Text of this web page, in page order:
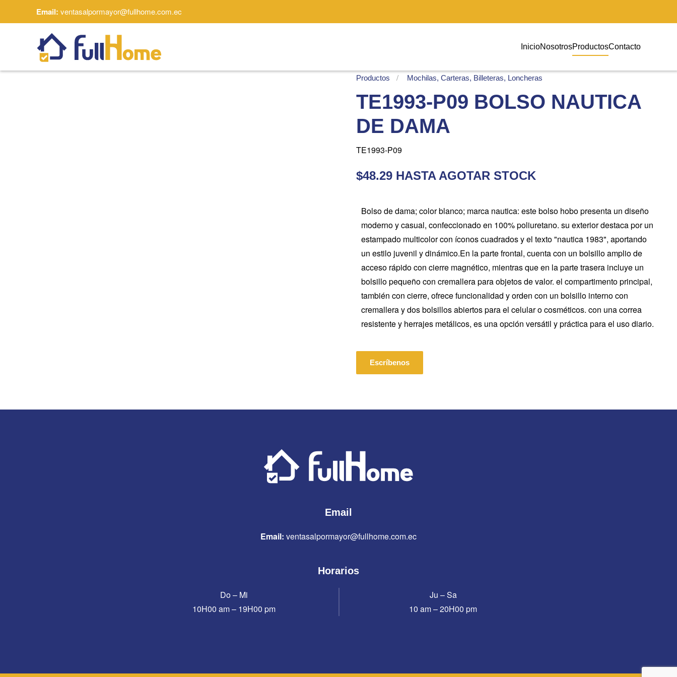
Email: ventasalpormayor@fullhome.com.ec
InicioNosotrosProductosContacto
Productos Mochilas, Carteras, Billeteras, Loncheras
TE1993-P09 BOLSO NAUTICA
DE DAMA
TE1993-P09
$48.29 HASTA AGOTAR STOCK
Bolso de dama; color blanco; marca nautica: este bolso hobo presenta un diseño
moderno y casual, confeccionado en 100% poliuretano. su exterior destaca por un
estampado multicolor con íconos cuadrados y el texto "nautica 1983", aportando
un estilo juvenil y dinámico.En la parte frontal, cuenta con un bolsillo amplio de
acceso rápido con cierre magnético, mientras que en la parte trasera incluye un
bolsillo pequeño con cremallera para objetos de valor. el compartimento principal,
también con cierre, ofrece funcionalidad y orden con un bolsillo interno con
cremallera y dos bolsillos abiertos para el celular o cosméticos. con una correa
resistente y herrajes metálicos, es una opción versátil y práctica para el uso diario.
Escríbenos
Email
Email: ventasalpormayor@fullhome.com.ec
Horarios
Do – Mi
10H00 am – 19H00 pm
Ju – Sa
10 am – 20H00 pm